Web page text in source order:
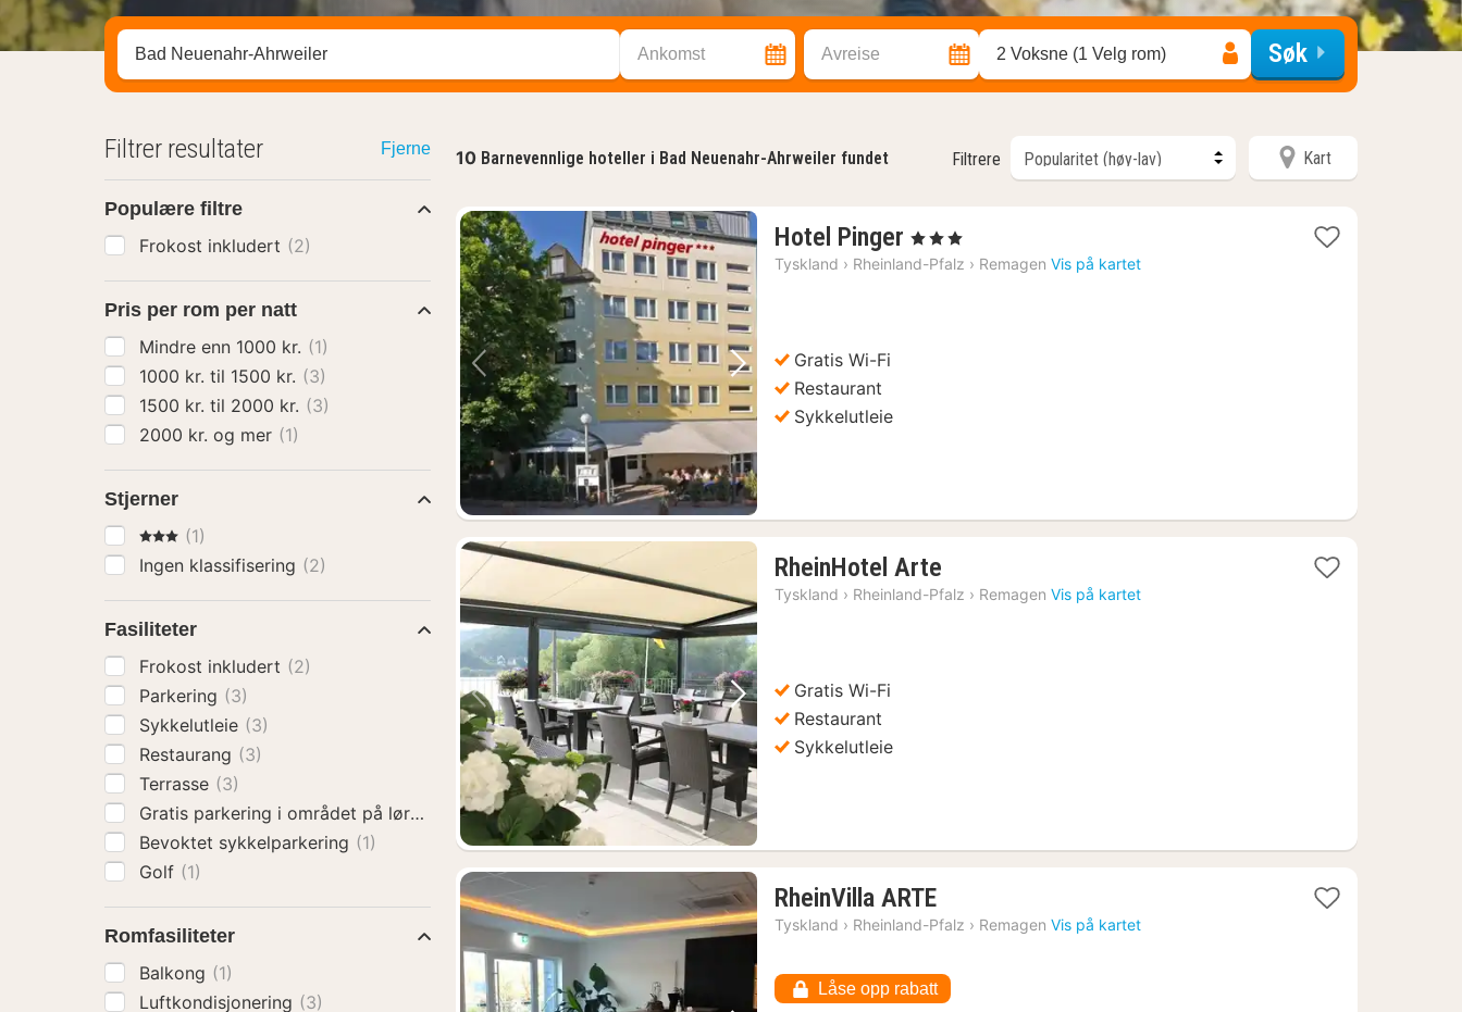
Søk hotell, region eller by Ankomst Avreise 2 Voksne (1 Velg rom) Søk
10 Barnevennlige hoteller i Bad Neuenahr-Ahrweiler fundet Filtrere Kart
Forrige bilde Neste bilde
Hotel Pinger 1
natt
, 3 Stjerner
Tyskland › Rheinland-Pfalz › Remagen Vis på kartet
Gratis Wi-Fi
Restaurant
Sykkelutleie
Forrige bilde Neste bilde
RheinHotel Arte
natt
Tyskland › Rheinland-Pfalz › Remagen Vis på kartet
Gratis Wi-Fi
Restaurant
Sykkelutleie
RheinVilla ARTE1
natt
1036
kr.
Tyskland › Rheinland-Pfalz › Remagen Vis på kartet
Låse opp rabatt
Filtrer resultater Fjerne
Populære filtre
Frokost inkludert (2)
Pris per rom per natt
Mindre enn 1000 kr. (1)
1000 kr. til 1500 kr. (3)
1500 kr. til 2000 kr. (3)
2000 kr. og mer (1)
Stjerner
3 Stjerner
(1)
Ingen klassifisering (2)
Fasiliteter
Frokost inkludert (2)
Parkering (3)
Sykkelutleie (3)
Restaurang (3)
Terrasse (3)
Gratis parkering i området på lørdager og søndager(1)
Bevoktet sykkelparkering (1)
Golf (1)
Romfasiliteter
Balkong (1)
Luftkondisjonering (3)